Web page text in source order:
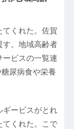
てくれた。佐賀
す。地域高齢者
ービスの一覧連
尿病食や栄養
ギービスがとれ
てくれた。こで